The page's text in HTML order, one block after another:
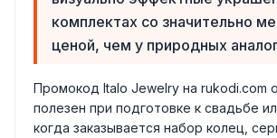
комплектах со значительно
ценой, чем у природных
Промокод Italo Jewelry на rukodi.com
полезен при подготовке к свадьбе
когда заказывается набор колец,